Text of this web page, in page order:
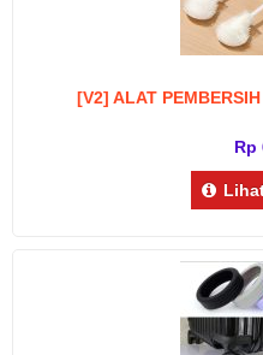
[V2] ALAT
Rp